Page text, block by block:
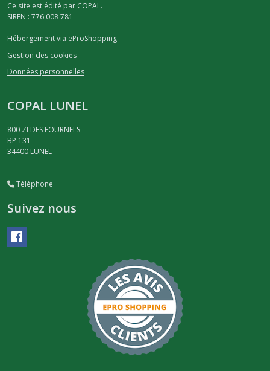
Ce site est édité par COPAL.
SIREN : 776 008 781
Hébergement via eProShopping
Gestion des cookies
Données personnelles
COPAL LUNEL
800 ZI DES FOURNELS
BP 131
34400 LUNEL
Téléphone
Suivez nous